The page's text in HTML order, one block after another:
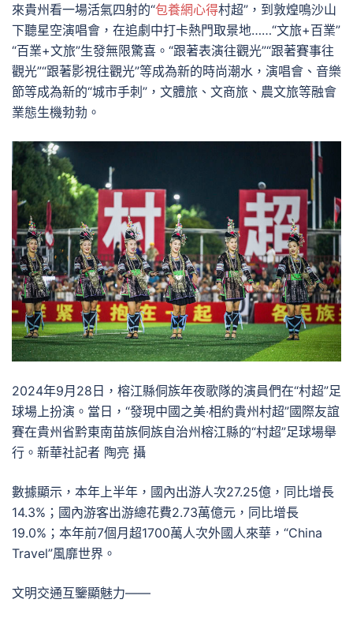
來貴州看一場活氣四射的“包養網心得村超”，到敦煌鳴沙山
下聽星空演唱會，在追劇中打卡熱門取景地……“文旅+百業”
“百業+文旅”生發無限驚喜。“跟著表演往觀光”“跟著賽事往
觀光”“跟著影視往觀光”等成為新的時尚潮水，演唱會、音樂
節等成為新的“城市手刺”，文體旅、文商旅、農文旅等融會
業態生機勃勃。
2024年9月28日，榕江縣侗族年夜歌隊的演員們在“村超”足
球場上扮演。當日，“發現中國之美·相約貴州村超”國際友誼
賽在貴州省黔東南苗族侗族自治州榕江縣的“村超”足球場舉
行。新華社記者 陶亮 攝
數據顯示，本年上半年，國內出游人次27.25億，同比增長
14.3%；國內游客出游總花費2.73萬億元，同比增長
19.0%；本年前7個月超1700萬人次外國人來華，“China
Travel”風靡世界。
文明交通互鑒顯魅力——